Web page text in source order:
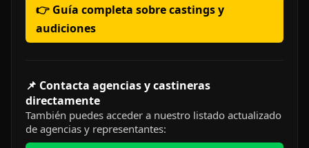
👉 Guía completa sobre castings y
audiciones
📌 Contacta agencias y castineras
directamente
También puedes acceder a nuestro listado actualizado
de agencias y representantes: